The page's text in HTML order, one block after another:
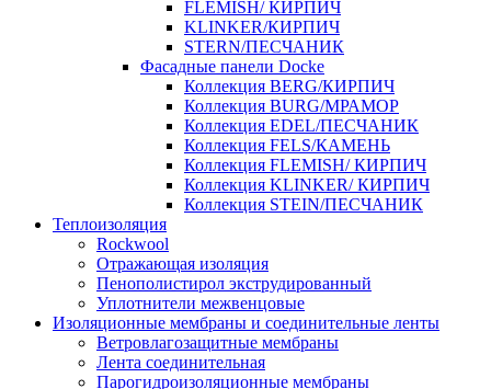
FLEMISH/ КИРПИЧ
KLINKER/КИРПИЧ
STERN/ПЕСЧАНИК
Фасадные панели Docke
Коллекция BERG/КИРПИЧ
Коллекция BURG/МРАМОР
Коллекция EDEL/ПЕСЧАНИК
Коллекция FELS/КАМЕНЬ
Коллекция FLEMISH/ КИРПИЧ
Коллекция KLINKER/ КИРПИЧ
Коллекция STEIN/ПЕСЧАНИК
Теплоизоляция
Rockwool
Отражающая изоляция
Пенополистирол экструдированный
Уплотнители межвенцовые
Изоляционные мембраны и соединительные ленты
Ветровлагозащитные мембраны
Лента соединительная
Парогидроизоляционные мембраны